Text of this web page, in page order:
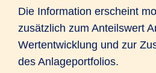
Die Information erscheint
zusätzlich zum Anteilswert
Wertentwicklung und zur
des Anlageportfolios.